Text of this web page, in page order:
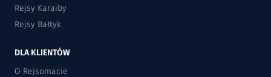
Rejsy Karaiby
Rejsy Bałtyk
DLA KLIENTÓW
O Rejsomacie